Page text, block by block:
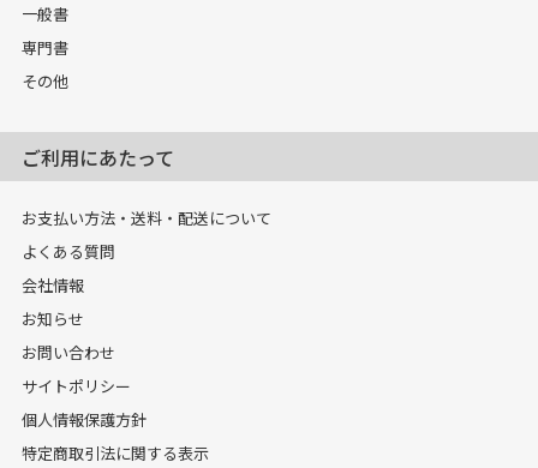
一般書
専門書
その他
ご利用にあたって
お支払い方法・送料・配送について
よくある質問
会社情報
お知らせ
お問い合わせ
サイトポリシー
個人情報保護方針
特定商取引法に関する表示